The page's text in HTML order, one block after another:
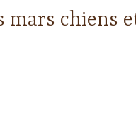
mars chiens